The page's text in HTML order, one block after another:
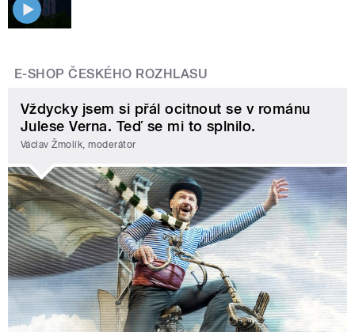
E-SHOP ČESKÉHO ROZHLASU
Vždycky jsem si přál ocitnout se v románu
Julese Verna. Teď se mi to splnilo.
Václav Žmolík, moderátor